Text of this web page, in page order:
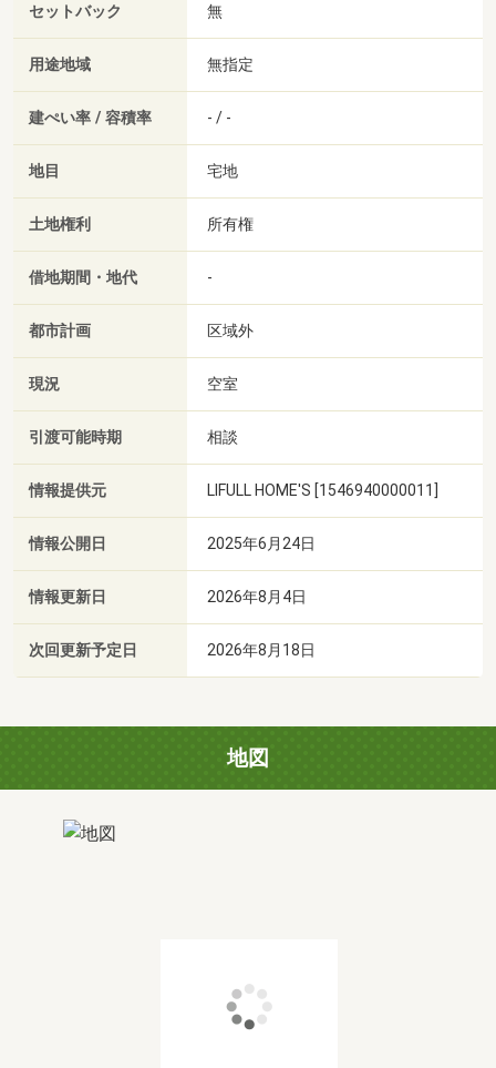
セットバック 無
用途地域 無指定
建ぺい率 / 容積率 - / -
地目 宅地
土地権利 所有権
借地期間・地代 -
都市計画 区域外
現況 空室
引渡可能時期 相談
情報提供元 LIFULL HOME'S [1546940000011]
情報公開日 2025年6月24日
情報更新日 2026年8月4日
次回更新予定日 2026年8月18日
地図